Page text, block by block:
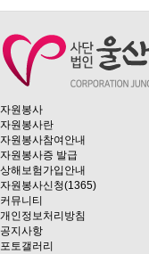
자원봉사
자원봉사란
자원봉사참여안내
자원봉사증 발급
상해보험가입안내
자원봉사신청(1365)
커뮤니티
개인정보처리방침
공지사항
포토갤러리